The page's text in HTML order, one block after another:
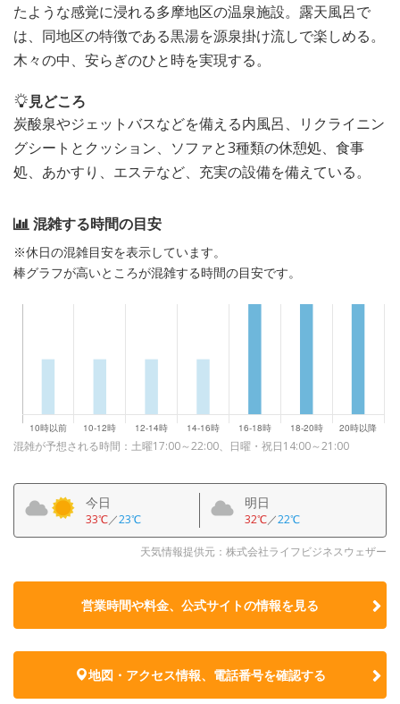
たような感覚に浸れる多摩地区の温泉施設。露天風呂で
は、同地区の特徴である黒湯を源泉掛け流しで楽しめる。
木々の中、安らぎのひと時を実現する。
見どころ
炭酸泉やジェットバスなどを備える内風呂、リクライニン
グシートとクッション、ソファと3種類の休憩処、食事
処、あかすり、エステなど、充実の設備を備えている。
混雑する時間の目安
※休日の混雑目安を表示しています。
棒グラフが高いところが混雑する時間の目安です。
混雑が予想される時間：土曜17:00～22:00、日曜・祝日14:00～21:00
今日
33℃／23℃
明日
32℃／22℃
天気情報提供元：株式会社ライフビジネスウェザー
営業時間や料金、公式サイトの情報を見る
地図・アクセス情報、電話番号を確認する